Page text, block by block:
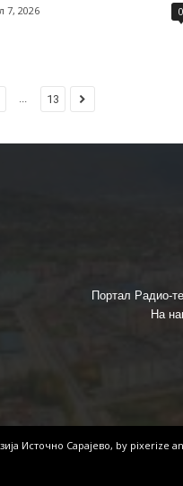
7, 2026 0
... 13
Портал Радио-
На
Источно Сарајево, by pixerize